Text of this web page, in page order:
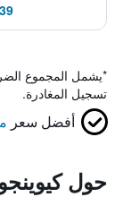
39 صفقة إضافية ابتداءً من 671 ﷼
*يشمل المجموع
تسجيل المغادرة.
أفضل سعر
حول